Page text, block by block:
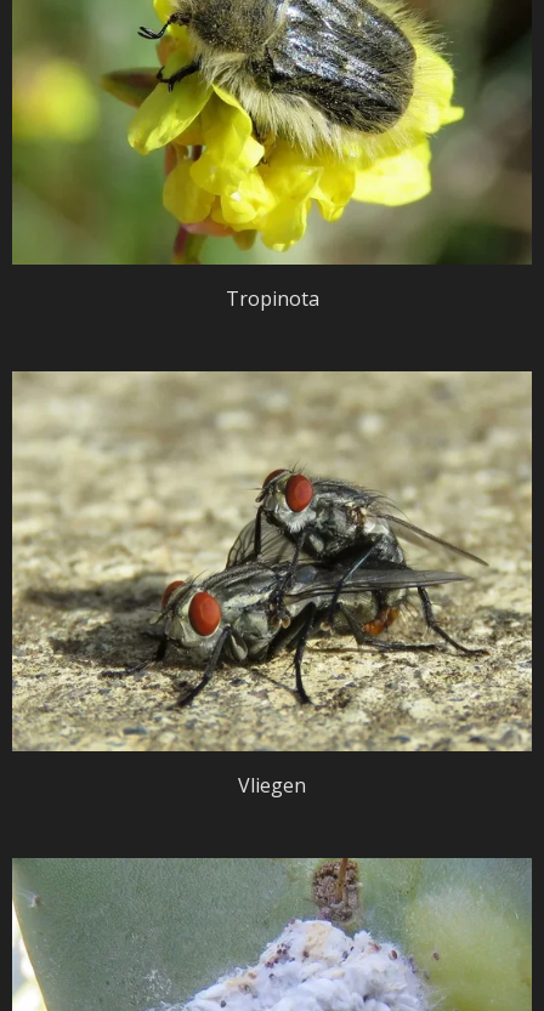
Tropinota
Vliegen